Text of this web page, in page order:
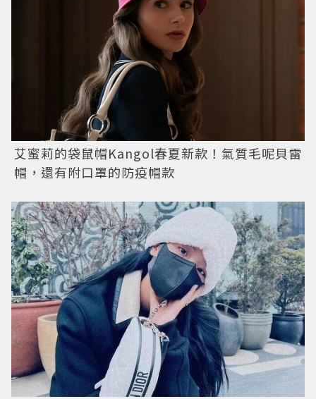
艾蜜莉的袋鼠帽Kangol春夏新款！氣質毛呢貝雷
帽，還有附口罩的防疫帽款